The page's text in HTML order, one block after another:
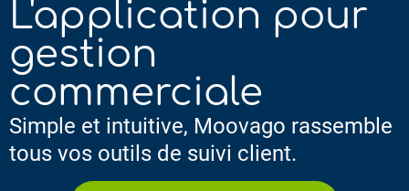
L'application pour
gestion
commerciale
Simple et intuitive, Moovago rassemble
tous vos outils de suivi client.​​